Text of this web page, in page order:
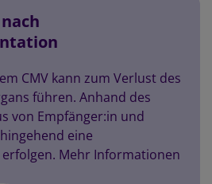
CMV kann zum Verlust des
führen. Anhand des
von Empfänger:in und
eine
Mehr Informationen